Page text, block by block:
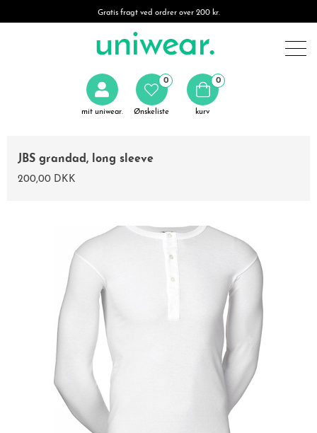
Gratis fragt ved ordrer over 200 kr.
mit uniwear. Ønskeliste
0 0
kurv
JBS grandad, long sleeve
200,00 DKK